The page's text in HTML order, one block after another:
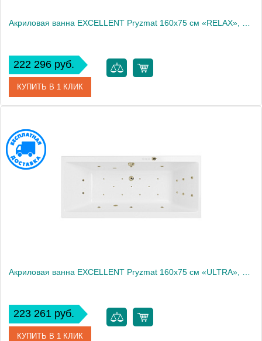
222 296 руб.
КУПИТЬ В 1 КЛИК
Артикул
Производитель
223 261 руб.
КУПИТЬ В 1 КЛИК